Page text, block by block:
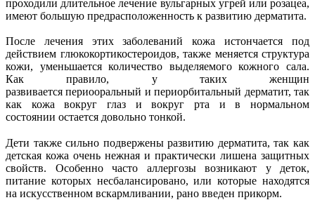
проходили длительное лечение вульгарных угрей или розацеа,
имеют большую предрасположенность к развитию дерматита.
После лечения этих заболеваний кожа истончается под
действием глюкокортикостероидов, также меняется структура
кожи, уменьшается количество выделяемого кожного сала.
Как правило, у таких женщин
развивается периооральный и периорбитальный дерматит, так
как кожа вокруг глаз и вокруг рта и в нормальном
состоянии остается довольно тонкой.
Дети также сильно подвержены развитию дерматита, так как
детская кожа очень нежная и практически лишена защитных
свойств. Особенно часто аллергозы возникают у деток,
питание которых несбалансировано, или которые находятся
на искусственном вскармливании, рано введен прикорм.